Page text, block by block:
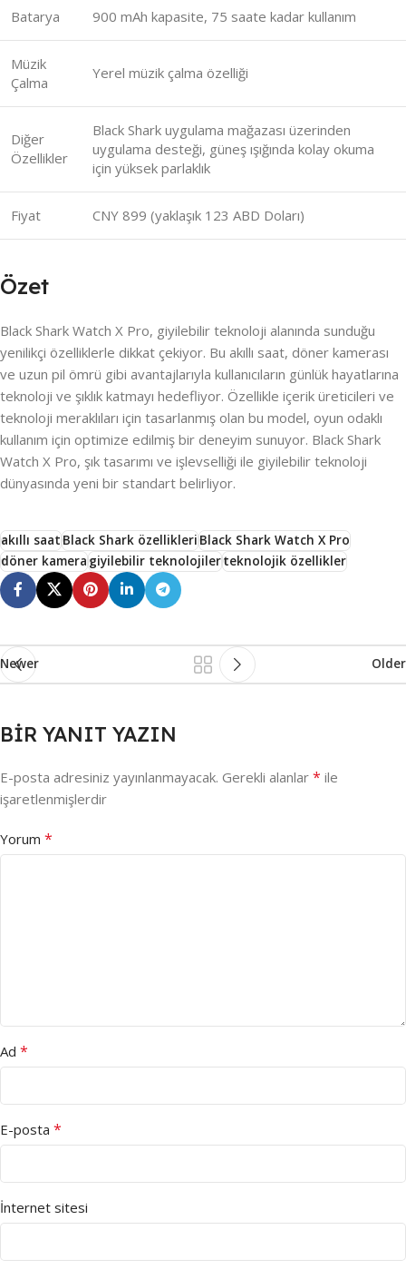
Batarya 900 mAh kapasite, 75 saate kadar kullanım
Müzik
Çalma
Yerel müzik çalma özelliği
Diğer
Özellikler
Black Shark uygulama mağazası üzerinden
uygulama desteği, güneş ışığında kolay okuma
için yüksek parlaklık
Fiyat CNY 899 (yaklaşık 123 ABD Doları)
Özet
Black Shark Watch X Pro, giyilebilir teknoloji alanında sunduğu
yenilikçi özelliklerle dikkat çekiyor. Bu akıllı saat, döner kamerası
ve uzun pil ömrü gibi avantajlarıyla kullanıcıların günlük hayatlarına
teknoloji ve şıklık katmayı hedefliyor. Özellikle içerik üreticileri ve
teknoloji meraklıları için tasarlanmış olan bu model, oyun odaklı
kullanım için optimize edilmiş bir deneyim sunuyor. Black Shark
Watch X Pro, şık tasarımı ve işlevselliği ile giyilebilir teknoloji
dünyasında yeni bir standart belirliyor.
akıllı saatBlack Shark özellikleriBlack Shark Watch X Pro
döner kameragiyilebilir teknolojilerteknolojik özellikler
Newer Older
BIR YANIT YAZIN
E-posta adresiniz yayınlanmayacak. Gerekli alanlar * ile
işaretlenmişlerdir
Yorum *
Ad *
E-posta *
İnternet sitesi